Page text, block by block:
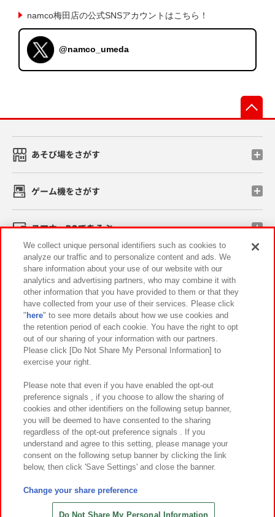
namco梅田店の公式SNSアカウントはこちら！
@namco_umeda
あそび場をさがす
ゲーム機をさがす
スマホ・PCであそぶ
イベント・キャンペーン
関連会社 サステナビリティ サイトポリシー
プライバシーポリシー ウェブアクセシビリティ方針と検証結果
お取引先さまとともに
カスタマーハラスメント対応方針 よくあるご質問・お問い合わせ
©Bandai Namco Amusement Inc.
©Bandai Namco Amusement Lab Inc.
©HANAYASHIKI Co., Ltd. All Rights Reserved.
We collect unique personal identifiers such as cookies to
analyze our traffic and to personalize content and ads. We
share information about your use of our website with our
analytics and advertising partners, who may combine it with
other information that you have provided to them or that they
have collected from your use of their services. Please click
" here" to see more details about how we use cookies and
the retention period of each cookie. You have the right to opt
out of our sharing of your information with our partners.
Please click [Do Not Share My Personal Information] to
exercise your right.
Please note that even if you have enabled the opt-out
preference signals , if you choose to allow the sharing of
cookies and other identifiers on the following setup banner,
you will be deemed to have consented to the sharing
regardless of the opt-out preference signals . If you
understand and agree to this setting, please manage your
consent on the following setup banner by clicking the link
below, then click 'Save Settings' and close the banner.
Change your share preference
Do Not Share My Personal Information